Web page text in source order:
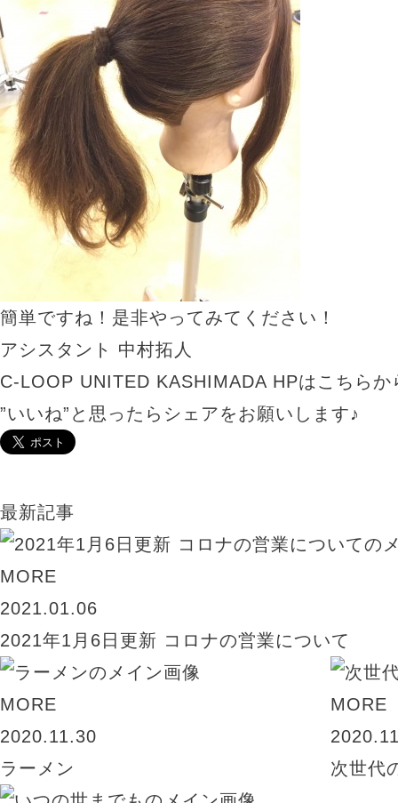
簡単ですね！是非やってみてください！
アシスタント 中村拓人
C-LOOP UNITED KASHIMADA HPはこちらか
”いいね”と思ったらシェアをお願いします♪
最新記事
MORE
2021.01.06
2021年1月6日更新 コロナの営業について
MORE
2020.11.30
ラーメン
MORE
次世代